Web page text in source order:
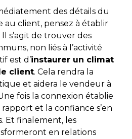
des détails du
au client, pensez à établir
s’agit de trouver des
non liés à l’activité
est d’instaurer un climat
client. Cela rendra la
et aidera le vendeur à
fois la connexion établie
et la confiance s’en
Et finalement, les
en relations